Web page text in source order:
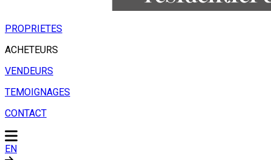
PROPRIETES
ACHETEURS
VENDEURS
TEMOIGNAGES
CONTACT
EN